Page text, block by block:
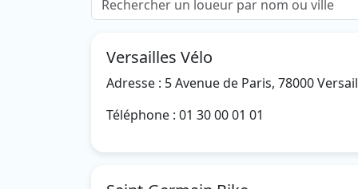
Versailles Vélo
Adresse : 5 Avenue de Paris, 78000
Téléphone : 01 30 00 01 01